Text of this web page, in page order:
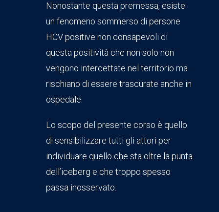
Nonostante questa premessa, esiste
un fenomeno sommerso di persone
HCV positive non consapevoli di
questa positività che non solo non
vengono intercettate nel territorio ma
rischiano di essere trascurate anche in
ospedale.
Lo scopo del presente corso è quello
di sensibilizzare tutti gli attori per
individuare quello che sta oltre la punta
dell’iceberg e che troppo spesso
passa inosservato.